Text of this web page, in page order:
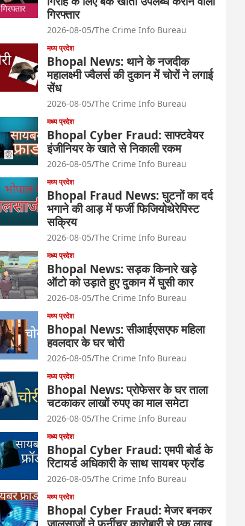
गिरफ्तार
2026-08-05 The Crime Info Bureau
मध्य प्रदेश
Bhopal News: थाने के नजदीक
महालक्ष्मी ज्वैलर्स की दुकान में चोरों ने लगाई
सेंध
2026-08-05 The Crime Info Bureau
मध्य प्रदेश
Bhopal Cyber Fraud: साफ्टवेयर
इंजीनियर के खाते से निकाली रकम
2026-08-05 The Crime Info Bureau
मध्य प्रदेश
Bhopal Fraud News: घुटनों का दर्द
भगाने की आड़ में फर्जी फिजियोथेरेपिस्ट
सक्रिय
2026-08-05 The Crime Info Bureau
मध्य प्रदेश
Bhopal News: सड़क किनारे खड़े
ऑटो को उड़ाते हुए दुकान में घुसी कार
2026-08-05 The Crime Info Bureau
मध्य प्रदेश
Bhopal News: सीआईएसएफ महिला
हवलदार के घर चोरी
2026-08-05 The Crime Info Bureau
मध्य प्रदेश
Bhopal News: प्रोफेसर के घर ताला
चटकाकर लाखों रुपए का माल समेटा
2026-08-05 The Crime Info Bureau
मध्य प्रदेश
Bhopal Cyber Fraud: एमपी बोर्ड के
रिटायर्ड अधिकारी के साथ सायबर फ्रॉड
2026-08-05 The Crime Info Bureau
मध्य प्रदेश
Bhopal Cyber Fraud: मेजर बनकर